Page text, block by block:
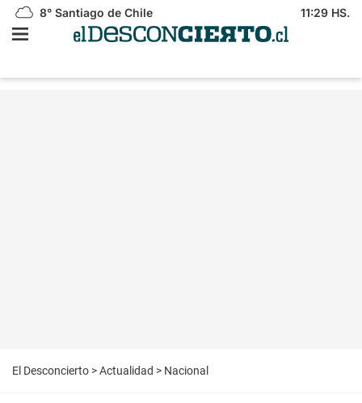
8° Santiago de Chile 11:29 HS.
El Desconcierto >Actualidad > Nacional